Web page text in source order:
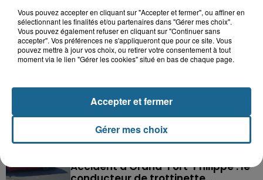
Saint-Omer : un enfant gravement brûlé
après l'explosion d'un jouet...
Hazebrouck : victime d'un accident,
Disparition inquiétante à Cappelle-
la-Grande : Michael, 41 ans...
Accident à Grand-Fort-Philippe : le
Vous pouvez accepter en cliquant sur "Accepter et fermer", ou affiner en
sélectionnant les finalités et/ou partenaires dans "Gérer mes choix".
Vous pouvez également refuser en cliquant sur "Continuer sans
accepter". Vos préférences ne s'appliqueront que pour ce site. Vous
pouvez mettre à jour vos choix, ou retirer votre consentement à tout
moment via le lien "Gérer les cookies" situé en bas de chaque page.
Gérer mes choix
Accepter et fermer